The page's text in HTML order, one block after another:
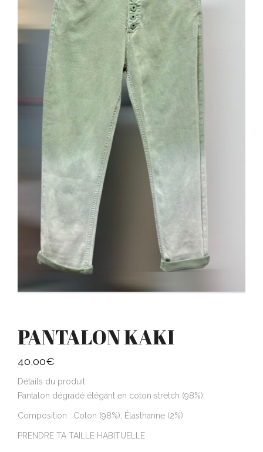
PANTALON KAKI
40,00€
Détails du produit
Pantalon dégradé élégant en coton stretch (98%),
Composition : Coton (98%), Élasthanne (2%)
PRENDRE TA TAILLE HABITUELLE